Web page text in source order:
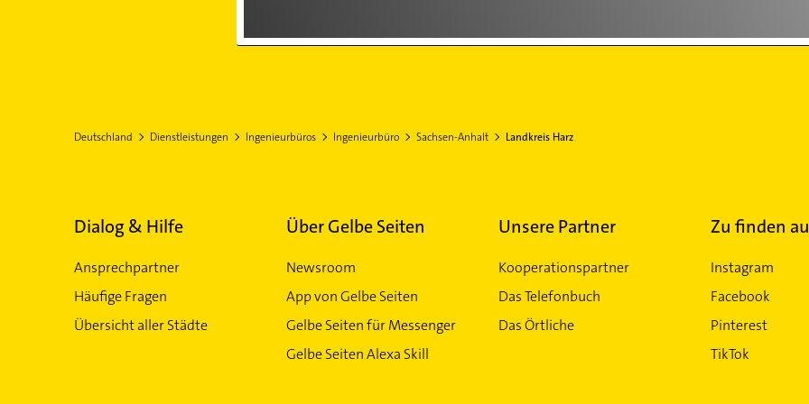
Deutschland Dienstleistungen Ingenieurbüros Ingenieurbüro Sachsen-Anhalt Landkreis Harz
Dialog & Hilfe
Ansprechpartner
Häufige Fragen
Übersicht aller Städte
Über Gelbe Seiten
Newsroom
App von Gelbe Seiten
Gelbe Seiten für Messenger
Gelbe Seiten Alexa Skill
Unsere Partner
Kooperationspartner
Das Telefonbuch
Das Örtliche
Zu finden
Instagram
Facebook
Pinterest
TikTok